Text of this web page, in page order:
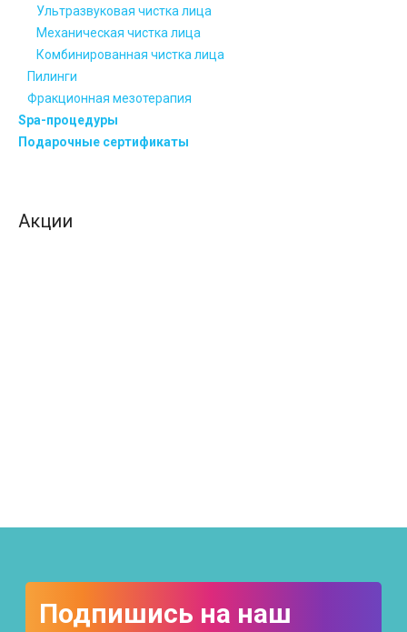
Ультразвуковая чистка лица
Механическая чистка лица
Комбинированная чистка лица
Пилинги
Фракционная мезотерапия
Spa-процедуры
Подарочные сертификаты
Акции
Подпишись на наш